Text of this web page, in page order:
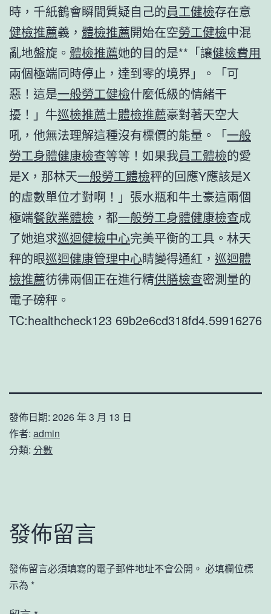
時，千紙鶴會瞬間質疑自己的員工健檢存在意
健檢推薦義， 體檢推薦開始在空勞工健檢中混
亂地盤旋。 體檢推薦她的目的是**「讓健檢費用
兩個極端同時停止，達到零的境界」。「可
惡！這是一般勞工健檢什麼低級的情緒干
擾！」牛巡檢推薦土體檢推薦豪對著天空大
吼，他無法理解這種沒有標價的能量。「一般
勞工身體健康檢查等等！如果我員工體檢的愛
是X，那林天一般勞工體檢秤的回應Y應該是X
的虛數單位才對啊！」張水瓶和牛土豪這兩個
極端餐飲業體檢 ，都一般勞工身體健康檢查成
了她追求巡迴健檢中心完美平衡的工具。林天
秤的眼巡迴健康管理中心睛變得通紅， 巡迴體
檢推薦彷彿兩個正在進行精供膳檢查密測量的
電子磅秤。
TC:healthcheck123 69b2e6cd318fd4.59916276
發佈日期: 2026 年 3 月 13 日
作者: admin
分類: 分數
發佈留言
發佈留言必須填寫的電子郵件地址不會公開。 必填欄位標
示為 *